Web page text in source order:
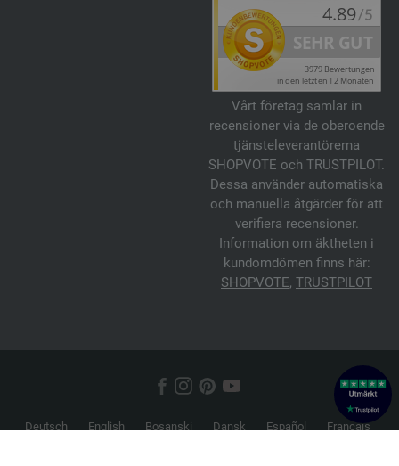
Vårt företag samlar in
recensioner via de oberoende
tjänsteleverantörerna
SHOPVOTE och TRUSTPILOT.
Dessa använder automatiska
och manuella åtgärder för att
verifiera recensioner.
Information om äktheten i
kundomdömen finns här:
SHOPVOTE, TRUSTPILOT
Deutsch English Bosanski Dansk Español
Français